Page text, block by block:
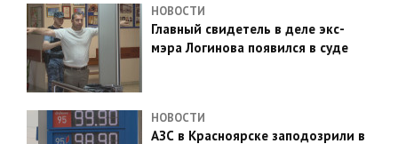
НОВОСТИ
Главный свидетель в деле экс-
мэра Логинова появился в суде
НОВОСТИ
АЗС в Красноярске заподозрили в